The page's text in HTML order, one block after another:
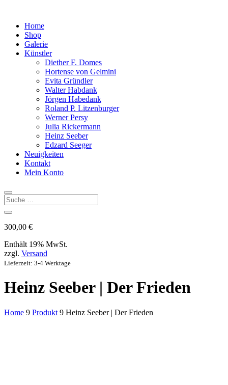
Home
Shop
Galerie
Künstler
Diether F. Domes
Hortense von Gelmini
Evita Gründler
Walter Habdank
Jörgen Habedank
Roland P. Litzenburger
Werner Persy
Julia Rickermann
Heinz Seeber
Edzard Seeger
Neuigkeiten
Kontakt
Mein Konto
300,00 €
Enthält 19% MwSt.
zzgl. Versand
Lieferzeit: 3-4 Werktage
Heinz Seeber | Der Frieden
Home 9 Produkt 9 Heinz Seeber | Der Frieden